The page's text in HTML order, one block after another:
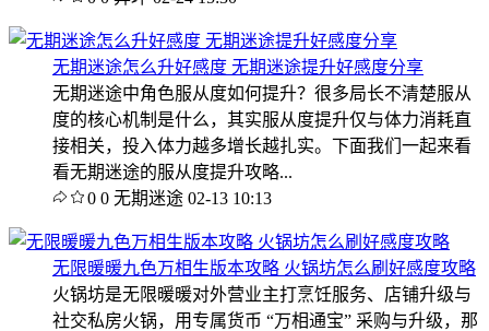
无期迷途怎么升好感度 无期迷途提升好感度分享
无期迷途中角色服从度如何提升？很多局长不清楚服从
度的核心机制是什么，其实服从度提升仅与体力消耗直
接相关，投入体力越多增长越扎实。下面我们一起来看
看无期迷途的服从度提升攻略...
0 0 无期迷途 02-13 10:13
无限暖暖九色万相生版本攻略 火锅坊怎么刷好感度攻略
火锅坊是无限暖暖对外营业主打烹饪服务、店铺升级与
社交私房火锅，用专属货币 “万相通宝” 采购与升级，那